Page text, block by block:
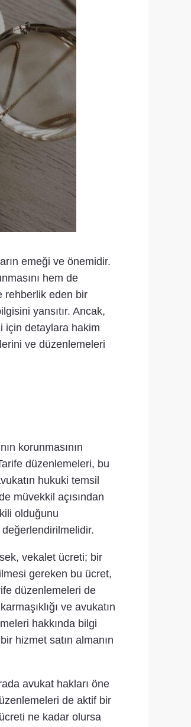
emeği ve önemidir.
hem de
rehberlik eden bir
yansıtır. Ancak,
için detaylara hakim
ve düzenlemeleri
korunmasının
düzenlemeleri, bu
hukuki temsil
müvekkil açısından
olduğunu
değerlendirilmelidir.
vekalet ücreti; bir
gereken bu ücret,
düzenlemeleri de
ve avukatın
hakkında bilgi
hizmet satın almanın
avukat hakları öne
de aktif bir
ne kadar olursa